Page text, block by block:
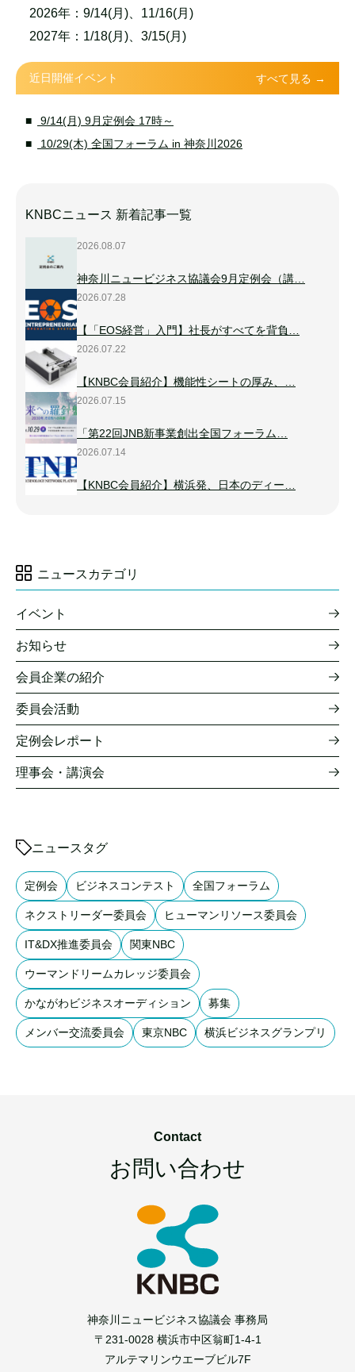
2026年：9/14(月)、11/16(月)
2027年：1/18(月)、3/15(月)
近日開催イベント すべて見る →
9/14(月) 9月定例会 17時～
10/29(木) 全国フォーラム in 神奈川2026
KNBCニュース 新着記事一覧
2026.08.07
神奈川ニュービジネス協議会9月定例会（講…
2026.07.28
【「EOS経営」入門】社長がすべてを背負…
2026.07.22
【KNBC会員紹介】機能性シートの厚み、…
2026.07.15
「第22回JNB新事業創出全国フォーラム…
2026.07.14
【KNBC会員紹介】横浜発、日本のディー…
ニュースカテゴリ
イベント
お知らせ
会員企業の紹介
委員会活動
定例会レポート
理事会・講演会
ニュースタグ
定例会 ビジネスコンテスト 全国フォーラム
ネクストリーダー委員会 ヒューマンリソース委員会
IT&DX推進委員会 関東NBC
ウーマンドリームカレッジ委員会
かながわビジネスオーディション 募集
メンバー交流委員会 東京NBC 横浜ビジネスグランプリ
Contact
お問い合わせ
神奈川ニュービジネス協議会 事務局
〒231-0028 横浜市中区翁町1-4-1
アルテマリンウエーブビル7F